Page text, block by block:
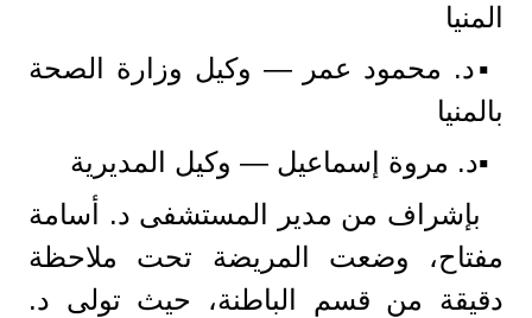
المنيا
▪️د. محمود عمر — وكيل وزارة الصحة
بالمنيا
▪️د. مروة إسماعيل — وكيل المديرية
​ بإشراف من مدير المستشفى د. أسامة
مفتاح، وضعت المريضة تحت ملاحظة
دقيقة من قسم الباطنة، حيث تولى د.